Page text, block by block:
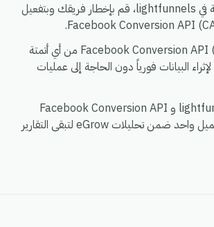
→ عندما تتغير الحالة في lightfunnels، قم بإخطار فريقك وبتفعيل
→ ابحث في Facebook Conversion API (CAPI) من أي أتمتة
على lightfunnels لإثراء البيانات فورياً دون الحاجة إلى عمليات
→ اجمع بين lightfunnels و Facebook Conversion API
(CAPI) في عرض عميل واحد ضمن تحليلات eGrow لتبقى التقارير